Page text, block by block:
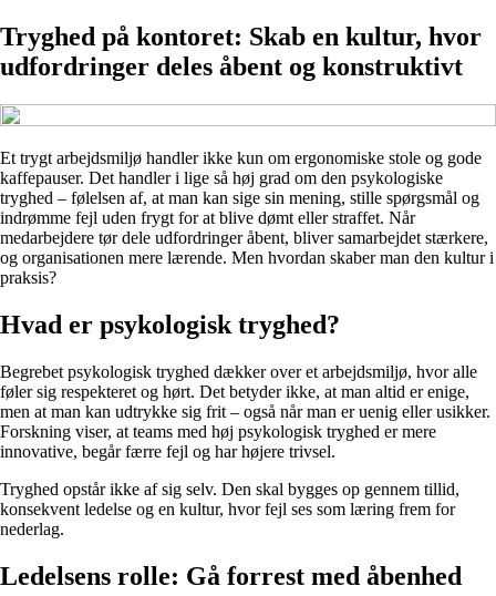
Tryghed på kontoret: Skab en kultur, hvor
udfordringer deles åbent og konstruktivt
Et trygt arbejdsmiljø handler ikke kun om ergonomiske stole og gode
kaffepauser. Det handler i lige så høj grad om den psykologiske
tryghed – følelsen af, at man kan sige sin mening, stille spørgsmål og
indrømme fejl uden frygt for at blive dømt eller straffet. Når
medarbejdere tør dele udfordringer åbent, bliver samarbejdet stærkere,
og organisationen mere lærende. Men hvordan skaber man den kultur i
praksis?
Hvad er psykologisk tryghed?
Begrebet psykologisk tryghed dækker over et arbejdsmiljø, hvor alle
føler sig respekteret og hørt. Det betyder ikke, at man altid er enige,
men at man kan udtrykke sig frit – også når man er uenig eller usikker.
Forskning viser, at teams med høj psykologisk tryghed er mere
innovative, begår færre fejl og har højere trivsel.
Tryghed opstår ikke af sig selv. Den skal bygges op gennem tillid,
konsekvent ledelse og en kultur, hvor fejl ses som læring frem for
nederlag.
Ledelsens rolle: Gå forrest med åbenhed